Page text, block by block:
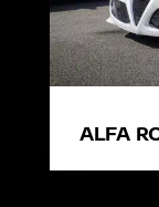
ALFA